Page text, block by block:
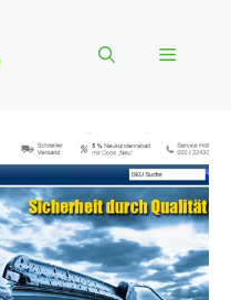
Menü